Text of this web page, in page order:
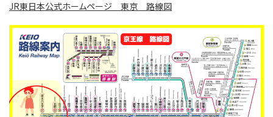
JR東日本公式ホームページ 東京 路線図